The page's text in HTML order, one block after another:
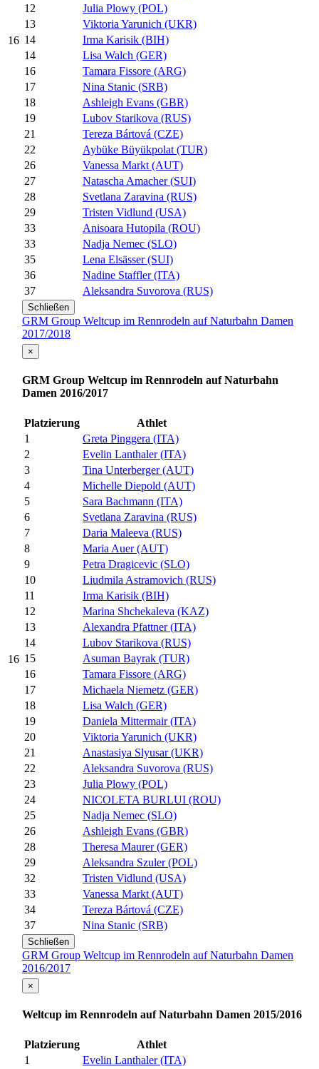
16
12
Julia Plowy (POL)
13
Viktoria Yarunich (UKR)
14
Irma Karisik (BIH)
14
Lisa Walch (GER)
16
Tamara Fissore (ARG)
17
Nina Stanic (SRB)
18
Ashleigh Evans (GBR)
19
Lubov Starikova (RUS)
21
Tereza Bártová (CZE)
22
Aybüke Büyükpolat (TUR)
26
Vanessa Markt (AUT)
27
Natascha Amacher (SUI)
28
Svetlana Zaravina (RUS)
29
Tristen Vidlund (USA)
33
Anisoara Hutopila (ROU)
33
Nadja Nemec (SLO)
35
Lena Elsässer (SUI)
36
Nadine Staffler (ITA)
37
Aleksandra Suvorova (RUS)
Schließen
GRM Group Weltcup im Rennrodeln auf Naturbahn Damen
2017/2018
16
×
GRM Group Weltcup im Rennrodeln auf Naturbahn
Damen 2016/2017
Platzierung
Athlet
1
Greta Pinggera (ITA)
2
Evelin Lanthaler (ITA)
3
Tina Unterberger (AUT)
4
Michelle Diepold (AUT)
5
Sara Bachmann (ITA)
6
Svetlana Zaravina (RUS)
7
Daria Maleeva (RUS)
8
Maria Auer (AUT)
9
Petra Dragicevic (SLO)
10
Liudmila Astramovich (RUS)
11
Irma Karisik (BIH)
12
Marina Shchekaleva (KAZ)
13
Alexandra Pfattner (ITA)
14
Lubov Starikova (RUS)
15
Asuman Bayrak (TUR)
16
Tamara Fissore (ARG)
17
Michaela Niemetz (GER)
18
Lisa Walch (GER)
19
Daniela Mittermair (ITA)
20
Viktoria Yarunich (UKR)
21
Anastasiya Slyusar (UKR)
22
Aleksandra Suvorova (RUS)
23
Julia Plowy (POL)
24
NICOLETA BURLUI (ROU)
25
Nadja Nemec (SLO)
26
Ashleigh Evans (GBR)
28
Theresa Maurer (GER)
29
Aleksandra Szuler (POL)
32
Tristen Vidlund (USA)
33
Vanessa Markt (AUT)
34
Tereza Bártová (CZE)
37
Nina Stanic (SRB)
Schließen
GRM Group Weltcup im Rennrodeln auf Naturbahn Damen
2016/2017
×
Weltcup im Rennrodeln auf Naturbahn Damen 2015/2016
Platzierung
Athlet
1
Evelin Lanthaler (ITA)